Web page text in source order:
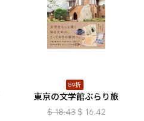
89折
東京の文学館ぶらり旅
$ 18.43 $ 16.42